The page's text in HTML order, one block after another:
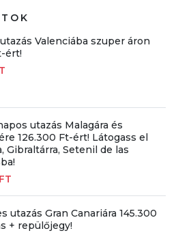
Valenciába szuper áron
ért!
utazás Malagára és
126.300 Ft-ért! Látogass el
Gibraltárra, Setenil de las
utazás Gran Canariára 145.300
+ repülőjegy!